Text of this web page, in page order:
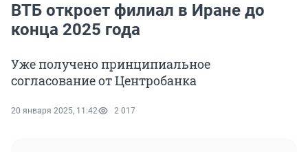
ВТБ откроет филиал в Иране до
конца 2025 года
Уже получено принципиальное
согласование от Центробанка
20 января 2025, 11:42 2 017